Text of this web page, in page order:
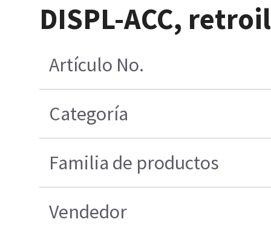
DISPL-ACC,
Artículo No.
Categoría
Familia de productos
Vendedor